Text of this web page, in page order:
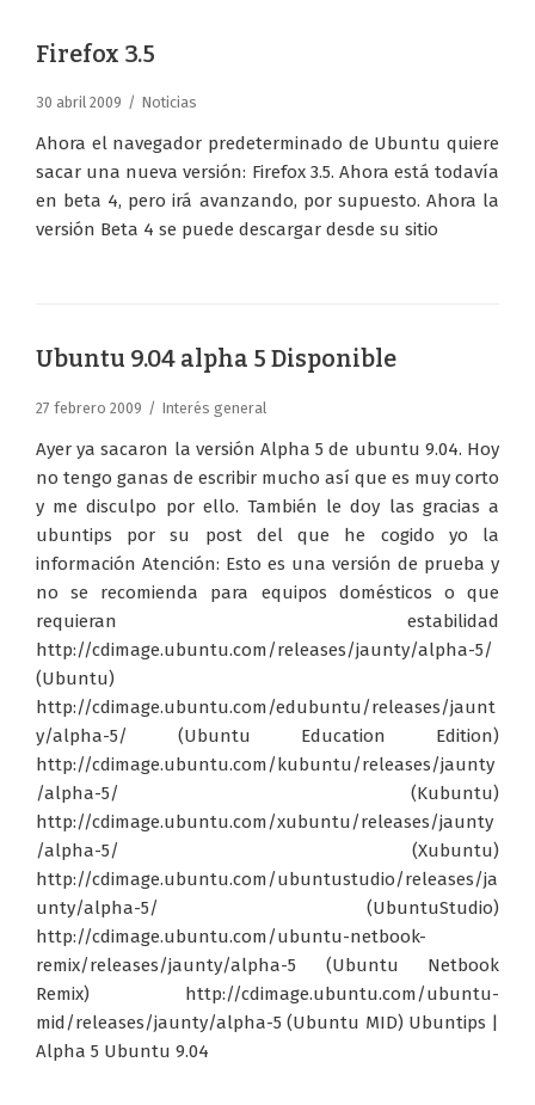
Firefox 3.5
30 abril 2009 Noticias
Ahora el navegador predeterminado de Ubuntu quiere
sacar una nueva versión: Firefox 3.5. Ahora está todavía
en beta 4, pero irá avanzando, por supuesto. Ahora la
versión Beta 4 se puede descargar desde su sitio
Ubuntu 9.04 alpha 5 Disponible
27 febrero 2009 Interés general
Ayer ya sacaron la versión Alpha 5 de ubuntu 9.04. Hoy
no tengo ganas de escribir mucho así que es muy corto
y me disculpo por ello. También le doy las gracias a
ubuntips por su post del que he cogido yo la
información Atención: Esto es una versión de prueba y
no se recomienda para equipos domésticos o que
requieran estabilidad
http://cdimage.ubuntu.com/releases/jaunty/alpha-5/
(Ubuntu)
http://cdimage.ubuntu.com/edubuntu/releases/jaunt
y/alpha-5/ (Ubuntu Education Edition)
http://cdimage.ubuntu.com/kubuntu/releases/jaunty
/alpha-5/ (Kubuntu)
http://cdimage.ubuntu.com/xubuntu/releases/jaunty
/alpha-5/ (Xubuntu)
http://cdimage.ubuntu.com/ubuntustudio/releases/ja
unty/alpha-5/ (UbuntuStudio)
http://cdimage.ubuntu.com/ubuntu-netbook-
remix/releases/jaunty/alpha-5 (Ubuntu Netbook
Remix) http://cdimage.ubuntu.com/ubuntu-
mid/releases/jaunty/alpha-5 (Ubuntu MID) Ubuntips |
Alpha 5 Ubuntu 9.04